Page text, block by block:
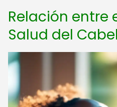
Relación entre
Salud del